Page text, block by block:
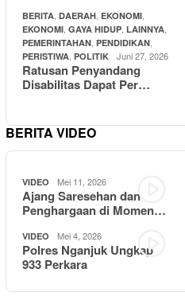
BERITA DAERAH EKONOMI
EKONOMI GAYA HIDUP LAINNYA
PEMERINTAHAN PENDIDIKAN
PERISTIWA POLITIK Juni 27, 2026
Ratusan Penyandang
Disabilitas Dapat Per…
BERITA VIDEO
VIDEO Mei 11, 2026
Ajang Saresehan dan
Penghargaan di Momen…
VIDEO Mei 4, 2026
Polres Nganjuk Ungkap
933 Perkara